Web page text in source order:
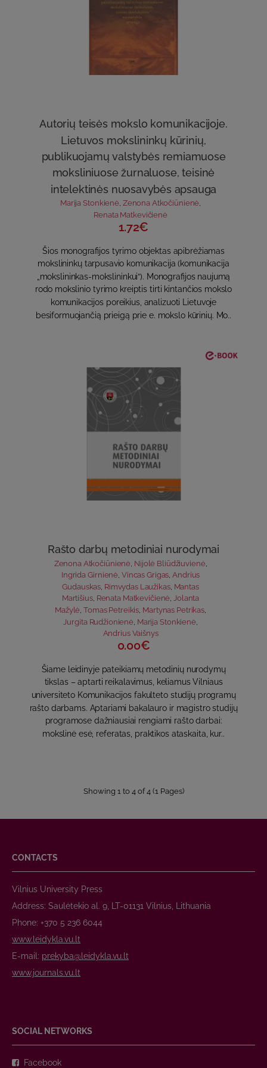
Autorių teisės mokslo komunikacijoje.
Lietuvos mokslininkų kūrinių,
publikuojamų valstybės remiamuose
moksliniuose žurnaluose, teisinė
intelektinės nuosavybės apsauga
Marija Stonkienė, Zenona Atkočiūnienė,
Renata Matkevičienė
1.72€
Šios monografijos tyrimo objektas apibrėžiamas
mokslininkų tarpusavio komunikacija (komunikacija
„mokslininkas-mokslininkui“). Monografijos naujumą
rodo mokslinio tyrimo kreiptis tirti kintančios mokslo
komunikacijos poreikius, analizuoti Lietuvoje
besiformuojančią prieigą prie e. mokslo kūrinių. Mo..
Rašto darbų metodiniai nurodymai
Zenona Atkočiūnienė Nijolė Bliūdžiuvienė
Ingrida Girnienė, Vincas Grigas,Andrius
Gudauskas Rimvydas Laužikas, Mantas
Martišius, Renata Matkevičienė,Jolanta
Mažylė ,Tomas Petreikis Martynas Petrikas
Jurgita Rudžionienė Marija Stonkienė
Andrius Vaišnys
0.00€
Šiame leidinyje pateikiamų metodinių nurodymų
tikslas – aptarti reikalavimus, keliamus Vilniaus
universiteto Komunikacijos fakulteto studijų programų
rašto darbams. Aptariami bakalauro ir magistro studijų
programose dažniausiai rengiami rašto darbai:
mokslinė esė, referatas, praktikos ataskaita, kur..
Showing 1 to 4 of 4 (1 Pages)
CONTACTS
Vilnius University Press
Address: Saulėtekio al. 9, LT-01131 Vilnius, Lithuania
Phone: +370 5 236 6044
www.leidykla.vu.lt
E-mail: prekyba@leidykla.vu.lt
www.journals.vu.lt
SOCIAL NETWORKS
Facebook